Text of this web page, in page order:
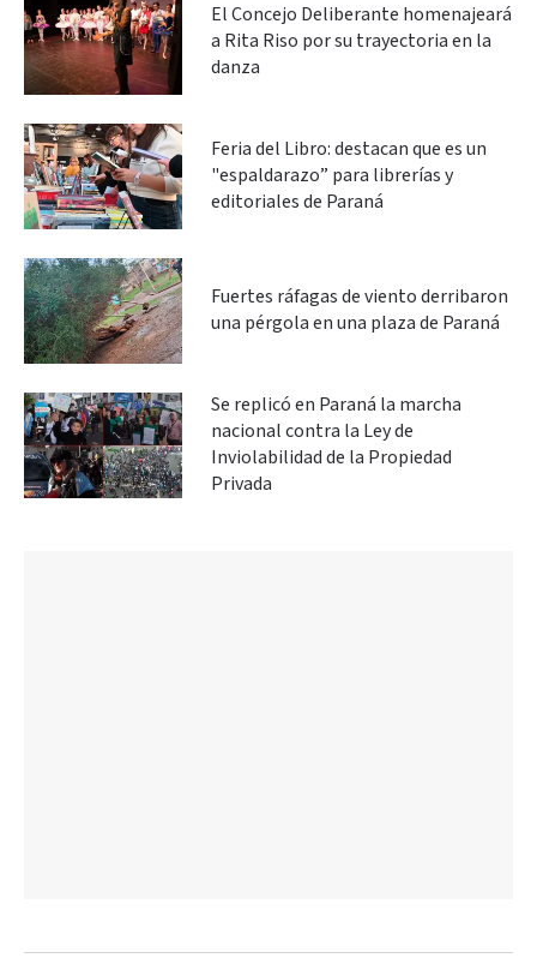
El Concejo Deliberante homenajeará
a Rita Riso por su trayectoria en la
danza
Feria del Libro: destacan que es un
"espaldarazo” para librerías y
editoriales de Paraná
Fuertes ráfagas de viento derribaron
una pérgola en una plaza de Paraná
Se replicó en Paraná la marcha
nacional contra la Ley de
Inviolabilidad de la Propiedad
Privada